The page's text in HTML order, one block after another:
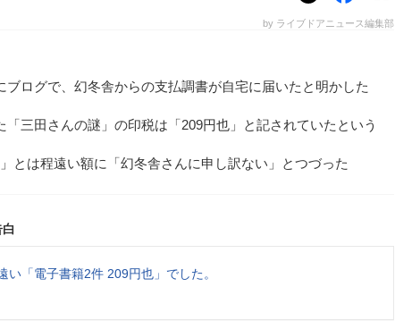
by ライブドアニュース編集部
ブログで、幻冬舎からの支払調書が自宅に届いたと明かした
「三田さんの謎」の印税は「209円也」と記されていたという
」とは程遠い額に「幻冬舎さんに申し訳ない」とつづった
い「電子書籍2件 209円也」でした。